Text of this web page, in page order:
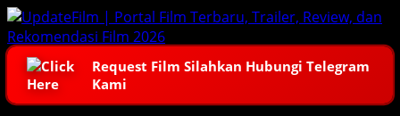
Skip
to
content
Request Film Silahkan Hubungi Telegram
Kami